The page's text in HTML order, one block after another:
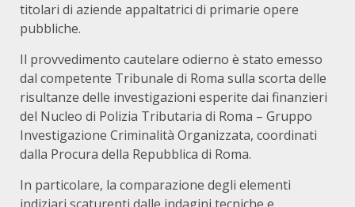
titolari di aziende appaltatrici di primarie opere
pubbliche.
Il provvedimento cautelare odierno è stato emesso
dal competente Tribunale di Roma sulla scorta delle
risultanze delle investigazioni esperite dai finanzieri
del Nucleo di Polizia Tributaria di Roma – Gruppo
Investigazione Criminalità Organizzata, coordinati
dalla Procura della Repubblica di Roma.
In particolare, la comparazione degli elementi